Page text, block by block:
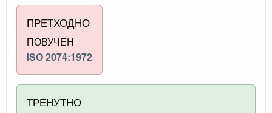
ПРЕТХОДНО
ПОВУЧЕН
ISO 2074:1972
ТРЕНУТНО